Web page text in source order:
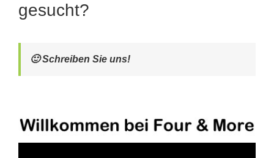
gesucht?
🙂 Schreiben Sie uns!